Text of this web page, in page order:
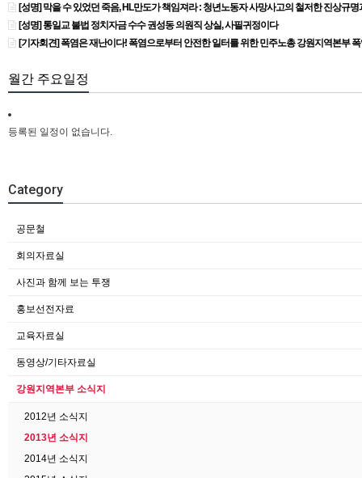
[성명] 막을 수 있었던 죽음, HL만도가 책임져라 : 청년노동자 사망사고의 철저한 진상규
[성명] 통일교 불법 정치자금 수수 권성동 의원직 상실, 사필귀정이다
[기자회견] 폭염은 재난이다! 폭염으로부터 안전한 일터를 위한 민주노총 강원지역본부
월간 주요일정
등록된 일정이 없습니다.
Category
공문철
회의자료실
사진과 함께 보는 투쟁
홍보선전자료
교육자료실
동영상/기타자료실
강원지역본부 소식지
2012년 소식지
2013년 소식지
2014년 소식지